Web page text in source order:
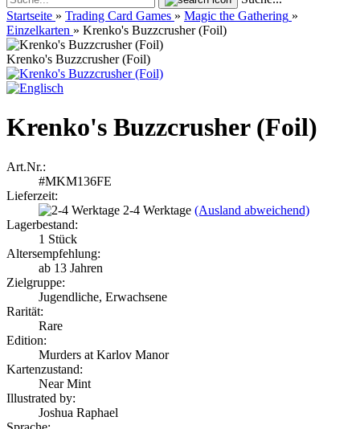
Startseite » Trading Card Games » Magic the Gathering »
Einzelkarten » Krenko's Buzzcrusher (Foil)
Krenko's Buzzcrusher (Foil)
Krenko's Buzzcrusher (Foil)
Art.Nr.:
#MKM136FE
Lieferzeit:
2-4 Werktage (Ausland abweichend)
Lagerbestand:
1 Stück
Altersempfehlung:
ab 13 Jahren
Zielgruppe:
Jugendliche, Erwachsene
Rarität:
Rare
Edition:
Murders at Karlov Manor
Kartenzustand:
Near Mint
Illustrated by:
Joshua Raphael